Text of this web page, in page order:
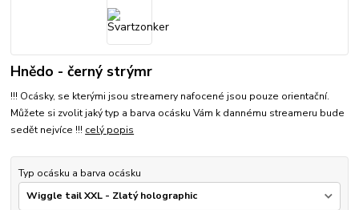
Hnědo - černý strýmr
!!! Ocásky, se kterými jsou streamery nafocené jsou pouze orientační.
Můžete si zvolit jaký typ a barva ocásku Vám k dannému streameru bude
sedět nejvíce !!! celý popis
Typ ocásku a barva ocásku